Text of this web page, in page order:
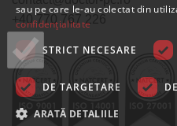
+40 770 767 226
sau pe care le-au colectat din
confidențialitate
STRICT NECESARE
DE TARGETARE
ARATĂ DETALIILE